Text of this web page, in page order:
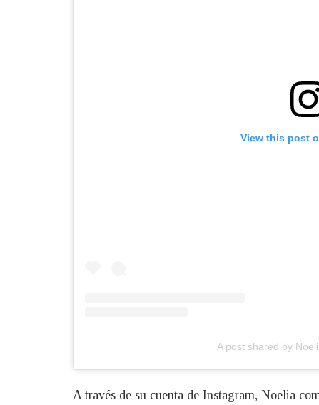
View this post
A post shared by
A través de su cuenta de Instagram, Noelia